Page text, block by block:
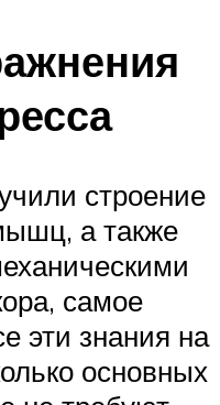
строение
а также
самое
эти знания на
основных